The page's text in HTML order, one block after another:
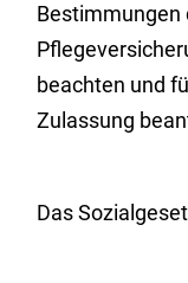
Bestimmungen
beachten und
Zulassung
Das